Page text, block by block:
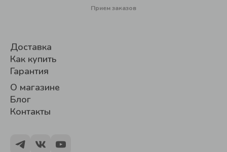
Доставка
Как купить
Гарантия
О магазине
Блог
Контакты
Прием заказов